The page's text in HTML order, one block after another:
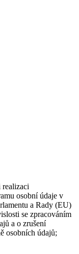
osobní údaje v
a Rady (EU)
se zpracováním
a o zrušení
osobních údajů;